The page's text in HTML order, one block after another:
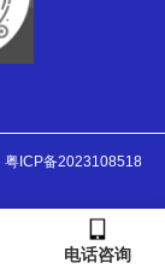
粤ICP备2023108518
电话咨询